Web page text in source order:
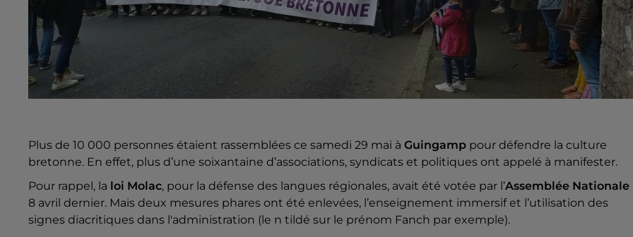
Plus de 10 000 personnes étaient rassemblées ce samedi 29 mai à Guingamp pour défendre la culture
bretonne. En effet, plus d’une soixantaine d’associations, syndicats et politiques ont appelé à manifester.
Pour rappel, la loi Molac, pour la défense des langues régionales, avait été votée par l’Assemblée Nationale
8 avril dernier. Mais deux mesures phares ont été enlevées, l’enseignement immersif et l’utilisation des
signes diacritiques dans l'administration (le n tildé sur le prénom Fanch par exemple).